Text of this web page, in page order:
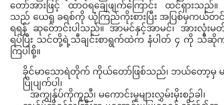
တော်အားဖြင့် ထာဝရချေဖျက်ကြောင်း ထင်ရှားသည်
သည် ယေရှု ခရစ်ကို ယုံကြည်ကိုးစားပြီး အပြစ်မှကယ်တင်
ရရန် ဆုတောင်းပါသည်။ အာမင်နှင့်အာမင်၊ အားလုံး
ရပ်ပြီး သင်တို့ရဲ့သီချင်းစာရွက်ထဲက နံပါတ် ၄ ကို သီဆိုက
ကြပါစို့။
ခိုင်မာသောရဲတိုက် ကိုယ်တော်ဖြစ်သည်၊ ဘယ်တော့မှ
ပြိုပျက်ပါ၊
အကျွန်ုပ်ကိုကူညီ၊ မကောင်းမှုများလွှမ်းမိုးစဉ်ခါ၊